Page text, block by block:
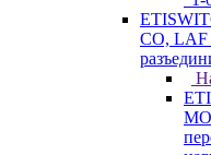
CO, LAF